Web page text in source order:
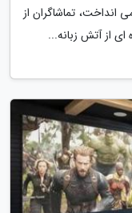
انداخت، تماشاگران از
از آتش زبانه...